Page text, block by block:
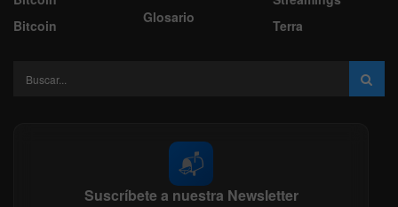
Bitcoin
Glosario
Terra
📬
Suscríbete a nuestra Newsletter